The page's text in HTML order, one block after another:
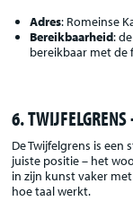
Adres: Romeinse
Bereikbaarheid:
bereikbaar met de
6.
De Twijfelgrens is
juiste positie – het
in zijn kunst vaker
hoe taal werkt.